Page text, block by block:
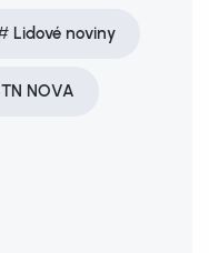
Lidové noviny
TN NOVA